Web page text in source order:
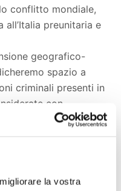
la vostra
conflitto mondiale,
all’Italia preunitaria e
geografico-
spazio a
criminali presenti in
con
con cui, i diversi
al processo di
presente, nel